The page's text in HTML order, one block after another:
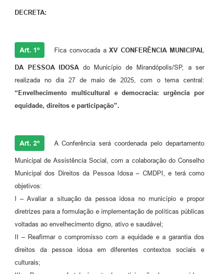
DECRETA:
Art. 1º Fica convocada aXV CONFERÊNCIA MUNICIPAL
DA PESSOA IDOSA do Município de Mirandópolis/SP, a ser
realizada no dia 27 de maio de 2025, com o tema central:
“Envelhecimento multicultural e democracia: urgência por
equidade, direitos e participação”.
Art. 2º A Conferência será coordenada pelo departamento
Municipal de Assistência Social, com a colaboração do Conselho
Municipal dos Direitos da Pessoa Idosa – CMDPI, e terá como
objetivos:
I – Avaliar a situação da pessoa idosa no município e propor
diretrizes para a formulação e implementação de políticas públicas
voltadas ao envelhecimento digno, ativo e saudável;
II – Reafirmar o compromisso com a equidade e a garantia dos
direitos da pessoa idosa em diferentes contextos sociais e
culturais;